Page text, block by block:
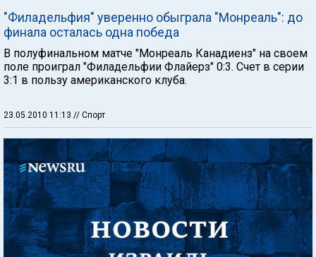
"Филадельфия" уверенно обыграла "Монреаль": до
финала осталась одна победа
В полуфинальном матче "Монреаль Канадиенз" на своем
поле проиграл "Филадельфии Флайерз" 0:3. Счет в серии
3:1 в пользу американского клуба.
23.05.2010 11:13 // Спорт